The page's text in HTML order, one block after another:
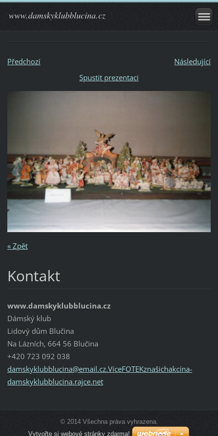
www.damskyklubblucina.cz
Předchozí
Následující
Spustit prezentaci
« Zpět
Kontakt
www.damskyklubblucina.cz
Dámský klub
Lidový dům Blučina
Na Lázních, 664 56 Blučina
+420 723 092 038
damskyklubblucina@email.cz.VíceFOTEKznašichakcína-
damskyklubblucina.rajce.net
© 2014 Všechna práva vyhrazena.
Vytvořte si webové stránky zdarma!